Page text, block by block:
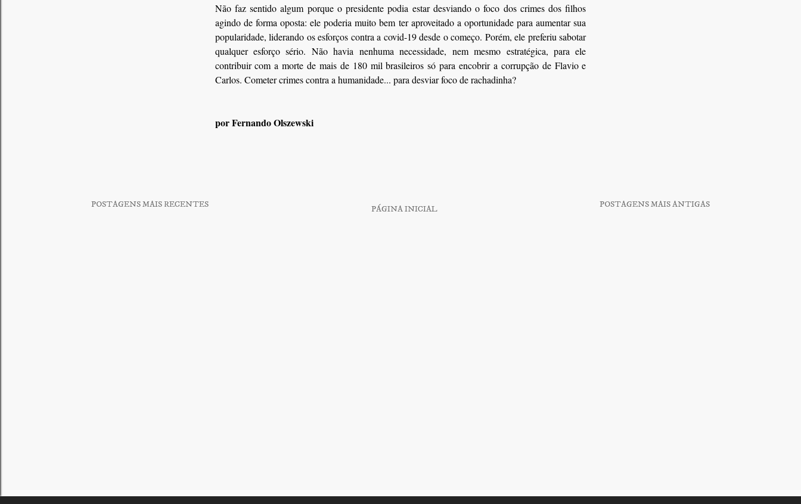
Não faz sentido algum porque o presidente podia estar desviando o foco dos crimes dos filhos
agindo de forma oposta: ele poderia muito bem ter aproveitado a oportunidade para aumentar sua
popularidade, liderando os esforços contra a covid-19 desde o começo. Porém, ele preferiu sabotar
qualquer esforço sério. Não havia nenhuma necessidade, nem mesmo estratégica, para ele
contribuir com a morte de mais de 180 mil brasileiros só para encobrir a corrupção de Flavio e
Carlos. Cometer crimes contra a humanidade... para desviar foco de rachadinha?
por Fernando Olszewski
POSTAGENS MAIS RECENTES POSTAGENS MAIS ANTIGAS
PÁGINA INICIAL